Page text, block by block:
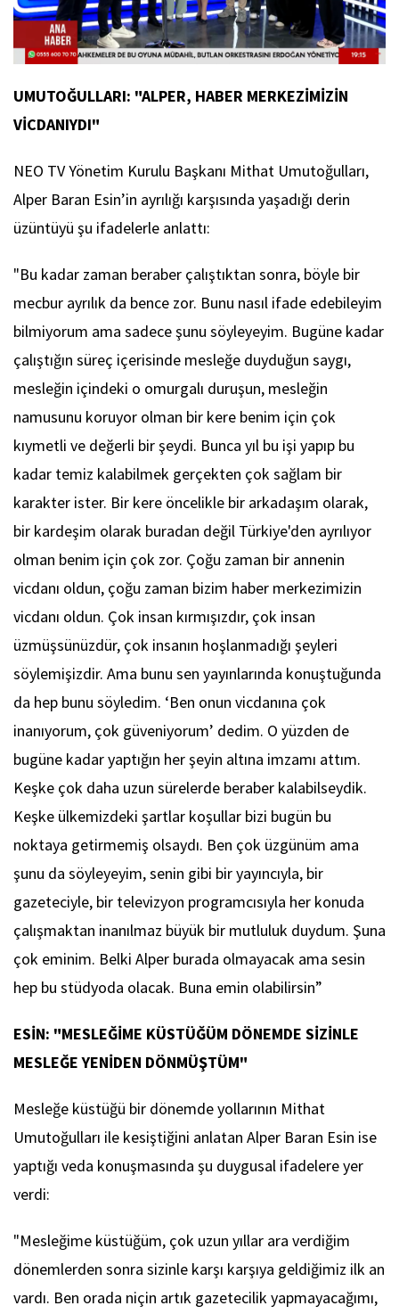
UMUTOĞULLARI: "ALPER, HABER MERKEZİMİZİN
VİCDANIYDI"
NEO TV Yönetim Kurulu Başkanı Mithat Umutoğulları,
Alper Baran Esin’in ayrılığı karşısında yaşadığı derin
üzüntüyü şu ifadelerle anlattı:
"Bu kadar zaman beraber çalıştıktan sonra, böyle bir
mecbur ayrılık da bence zor. Bunu nasıl ifade edebileyim
bilmiyorum ama sadece şunu söyleyeyim. Bugüne kadar
çalıştığın süreç içerisinde mesleğe duyduğun saygı,
mesleğin içindeki o omurgalı duruşun, mesleğin
namusunu koruyor olman bir kere benim için çok
kıymetli ve değerli bir şeydi. Bunca yıl bu işi yapıp bu
kadar temiz kalabilmek gerçekten çok sağlam bir
karakter ister. Bir kere öncelikle bir arkadaşım olarak,
bir kardeşim olarak buradan değil Türkiye'den ayrılıyor
olman benim için çok zor. Çoğu zaman bir annenin
vicdanı oldun, çoğu zaman bizim haber merkezimizin
vicdanı oldun. Çok insan kırmışızdır, çok insan
üzmüşsünüzdür, çok insanın hoşlanmadığı şeyleri
söylemişizdir. Ama bunu sen yayınlarında konuştuğunda
da hep bunu söyledim. ‘Ben onun vicdanına çok
inanıyorum, çok güveniyorum’ dedim. O yüzden de
bugüne kadar yaptığın her şeyin altına imzamı attım.
Keşke çok daha uzun sürelerde beraber kalabilseydik.
Keşke ülkemizdeki şartlar koşullar bizi bugün bu
noktaya getirmemiş olsaydı. Ben çok üzgünüm ama
şunu da söyleyeyim, senin gibi bir yayıncıyla, bir
gazeteciyle, bir televizyon programcısıyla her konuda
çalışmaktan inanılmaz büyük bir mutluluk duydum. Şuna
çok eminim. Belki Alper burada olmayacak ama sesin
hep bu stüdyoda olacak. Buna emin olabilirsin”
ESİN: "MESLEĞİME KÜSTÜĞÜM DÖNEMDE SİZİNLE
MESLEĞE YENİDEN DÖNMÜŞTÜM"
Mesleğe küstüğü bir dönemde yollarının Mithat
Umutoğulları ile kesiştiğini anlatan Alper Baran Esin ise
yaptığı veda konuşmasında şu duygusal ifadelere yer
verdi:
"Mesleğime küstüğüm, çok uzun yıllar ara verdiğim
dönemlerden sonra sizinle karşı karşıya geldiğimiz ilk an
vardı. Ben orada niçin artık gazetecilik yapmayacağımı,